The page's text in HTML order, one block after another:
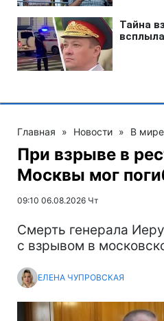
Главная » Новости » В мире
При взрыве в
Москвы мог
09:10 06.08.2026 Чт
Смерть генерала
с взрывом в
ЕЛЕНА ЧУПРОВСКАЯ